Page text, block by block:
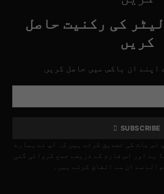
کی رکنیت حاصل
کریں
اپنے ان باکس میں حاصل کریں
SUBSCRIBE
اس بات کی تصدیق کرتے ہیں کہ آپ نے ہمارے
ہے اور اس فارم کے ذریعے جمع کروائی گئی
سے ان سے اتفاق کرتے ہیں۔